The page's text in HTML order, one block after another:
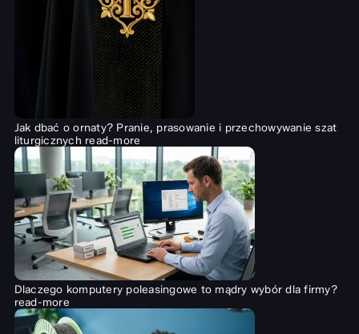
Jak dbać o ornaty? Pranie, prasowanie i przechowywanie szat
liturgicznych read-more
Dlaczego komputery poleasingowe to mądry wybór dla firmy?
read-more